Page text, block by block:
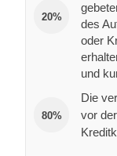
20%
des
oder
und
80%
Die
vor